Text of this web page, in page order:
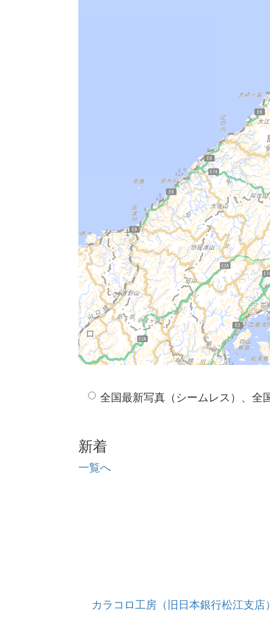
全国最新写真（シームレス）、全
新着
一覧へ
カラコロ工房（旧日本銀行松江支店